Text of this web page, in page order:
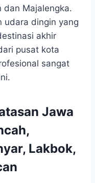
dan Majalengka.
udara dingin yang
akhir
pusat kota
sangat
Jawa
Lakbok,